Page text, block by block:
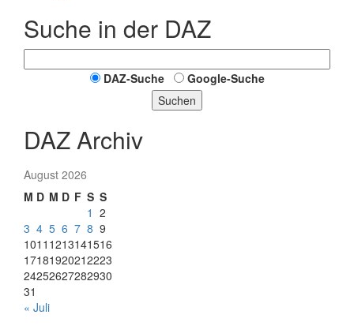
Suche in der DAZ
DAZ-Suche
Google-Suche
Suchen
DAZ Archiv
August 2026
M D M D F S S
1 2
3 4 5 6 7 8 9
1011 1213141516
17181920212223
24252627282930
31
« Juli